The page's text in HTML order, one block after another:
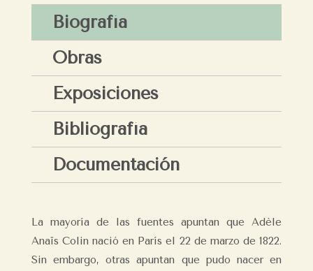
Biografía
Obras
Exposiciones
Bibliografía
Documentación
La mayoría de las fuentes apuntan que Adèle
Anaïs Colin nació en París el 22 de marzo de 1822.
Sin embargo, otras apuntan que pudo nacer en